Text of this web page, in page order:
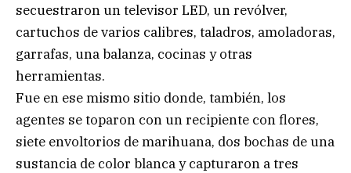
secuestraron un televisor LED, un revólver,
cartuchos de varios calibres, taladros, amoladoras,
garrafas, una balanza, cocinas y otras
herramientas.
Fue en ese mismo sitio donde, también, los
agentes se toparon con un recipiente con flores,
siete envoltorios de marihuana, dos bochas de una
sustancia de color blanca y capturaron a tres